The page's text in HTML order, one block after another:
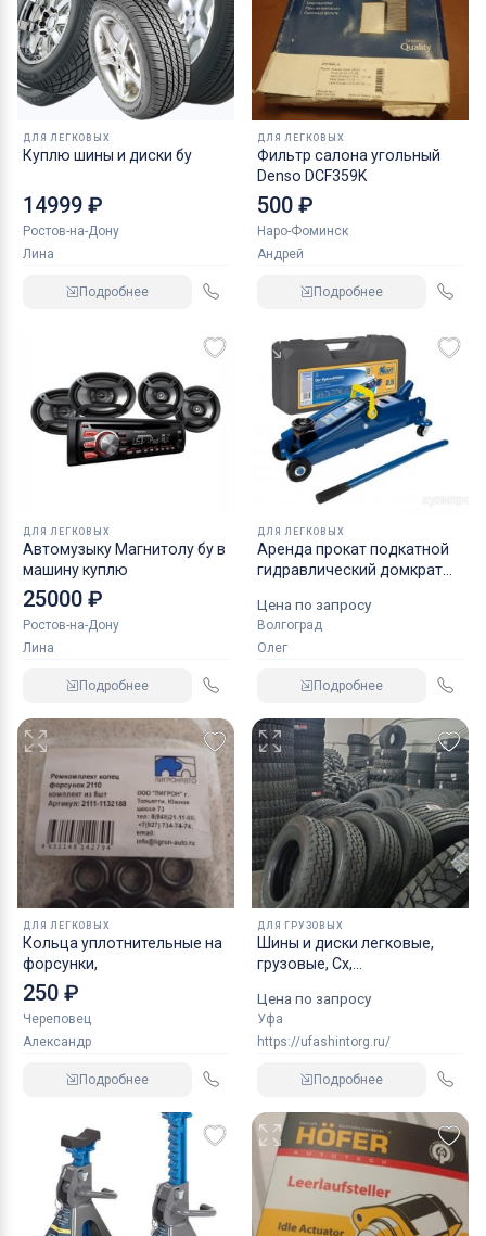
ДЛЯ ЛЕГКОВЫХ
Куплю шины и диски бу
14999 ₽
Ростов-на-Дону
Лина
Подробнее
ДЛЯ ЛЕГКОВЫХ
Фильтр салона угольный
Denso DCF359K
500 ₽
Наро-Фоминск
Андрей
Подробнее
ДЛЯ ЛЕГКОВЫХ
Автомузыку Магнитолу бу в
машину куплю
25000 ₽
Ростов-на-Дону
Лина
Подробнее
ДЛЯ ЛЕГКОВЫХ
Аренда прокат подкатной
гидравлический домкрат
Цена по запросу
Волгоград
Олег
Подробнее
ДЛЯ ЛЕГКОВЫХ
Кольца уплотнительные на
форсунки,
250 ₽
Череповец
Александр
Подробнее
ДЛЯ ГРУЗОВЫХ
Шины и диски легковые,
грузовые, Сх,
Цена по запросу
Уфа
https://ufashintorg.ru/
Подробнее